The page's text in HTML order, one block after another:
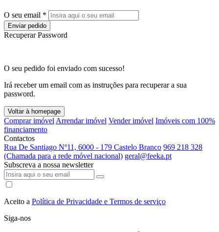
O seu email *
Enviar pedido
Recuperar Password
O seu pedido foi enviado com sucesso!
Irá receber um email com as instruções para recuperar a sua
password.
Voltar à homepage
Comprar imóvel Arrendar imóvel Vender imóvel Imóveis com 100%
financiamento
Contactos
Rua De Santiago Nº11, 6000 - 179 Castelo Branco 969 218 328
(Chamada para a rede móvel nacional) geral@feeka.pt
Subscreva a nossa newsletter
Aceito a Política de Privacidade e Termos de serviço
Siga-nos